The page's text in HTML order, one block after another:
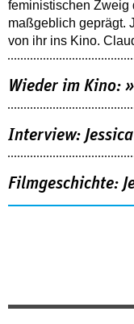
feministischen Zweig
maßgeblich geprägt.
von ihr ins Kino.
Wieder im Kino:
Interview:
Filmgeschichte: